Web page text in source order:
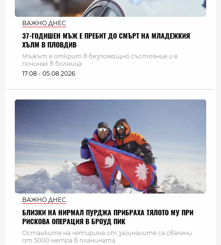
ВАЖНО ДНЕС
37-ГОДИШЕН МЪЖ Е ПРЕБИТ ДО СМЪРТ НА МЛАДЕЖКИЯ
ХЪЛМ В ПЛОВДИВ
Мъжът е открит в безпомощно състояние и е
починал в болница
17:08 - 05.08.2026
ВАЖНО ДНЕС
БЛИЗКИ НА НИРМАЛ ПУРДЖА ПРИБРАХА ТЯЛОТО МУ ПРИ
РИСКОВА ОПЕРАЦИЯ В БРОУД ПИК
Останките на четирима от загиналите са свалени
от 5000 метра в планината